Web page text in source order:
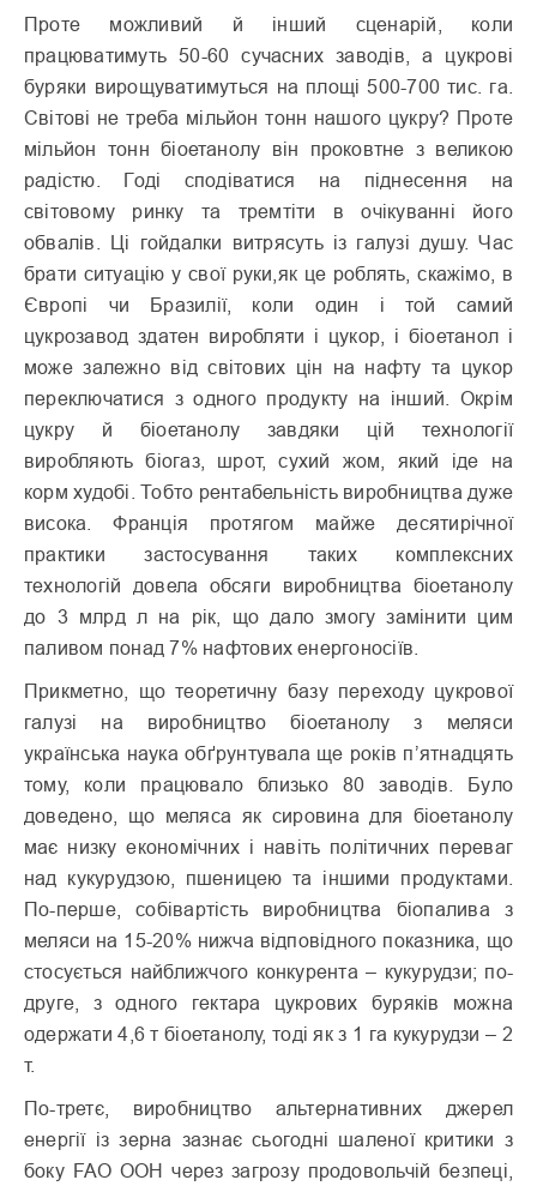
Проте можливий й інший сценарій, коли
працюватимуть 50-60 сучасних заводів, а цукрові
буряки вирощуватимуться на площі 500-700 тис. га.
Світові не треба мільйон тонн нашого цукру? Проте
мільйон тонн біоетанолу він проковтне з великою
радістю. Годі сподіватися на піднесення на
світовому ринку та тремтіти в очікуванні його
обвалів. Ці гойдалки витрясуть із галузі душу. Час
брати ситуацію у свої руки,як це роблять, скажімо, в
Європі чи Бразилії, коли один і той самий
цукрозавод здатен виробляти і цукор, і біоетанол і
може залежно від світових цін на нафту та цукор
переключатися з одного продукту на інший. Окрім
цукру й біоетанолу завдяки цій технології
виробляють біогаз, шрот, сухий жом, який іде на
корм худобі. Тобто рентабельність виробництва дуже
висока. Франція протягом майже десятирічної
практики застосування таких комплексних
технологій довела обсяги виробництва біоетанолу
до 3 млрд л на рік, що дало змогу замінити цим
паливом понад 7% нафтових енергоносіїв.
Прикметно, що теоретичну базу переходу цукрової
галузі на виробництво біоетанолу з меляси
українська наука обґрунтувала ще років п’ятнадцять
тому, коли працювало близько 80 заводів. Було
доведено, що меляса як сировина для біоетанолу
має низку економічних і навіть політичних переваг
над кукурудзою, пшеницею та іншими продуктами.
По-перше, собівартість виробництва біопалива з
меляси на 15-20% нижча відповідного показника, що
стосується найближчого конкурента – кукурудзи; по-
друге, з одного гектара цукрових буряків можна
одержати 4,6 т біоетанолу, тоді як з 1 га кукурудзи – 2
т.
По-третє, виробництво альтернативних джерел
енергії із зерна зазнає сьогодні шаленої критики з
боку FAO ООН через загрозу продовольчій безпеці,